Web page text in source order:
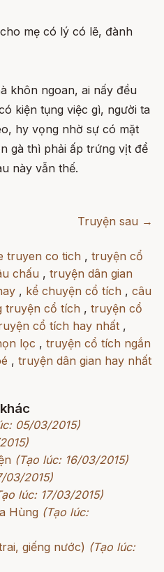
mẹ có lý có lẽ, đành
khôn ngoan, ai nấy đều
kiện tụng việc gì, người ta
hy vọng nhờ sự có mặt
gà thì phải ấp trứng vịt để
này vẫn thế.
Truyện sau →
truyen co tich , truyện cổ
chấu , truyện dân gian
, kể chuyện cổ tích , câu
truyện cổ tích , truyện cổ
cổ tích hay nhất ,
lọc , truyện cổ tích ngắn
, truyện dân gian hay nhất
05/03/2015)
(Tạo lúc: 16/03/2015)
03/2015)
lúc: 17/03/2015)
Hùng (Tạo lúc:
giếng nước) (Tạo lúc: